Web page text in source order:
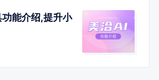
能介绍,提升小